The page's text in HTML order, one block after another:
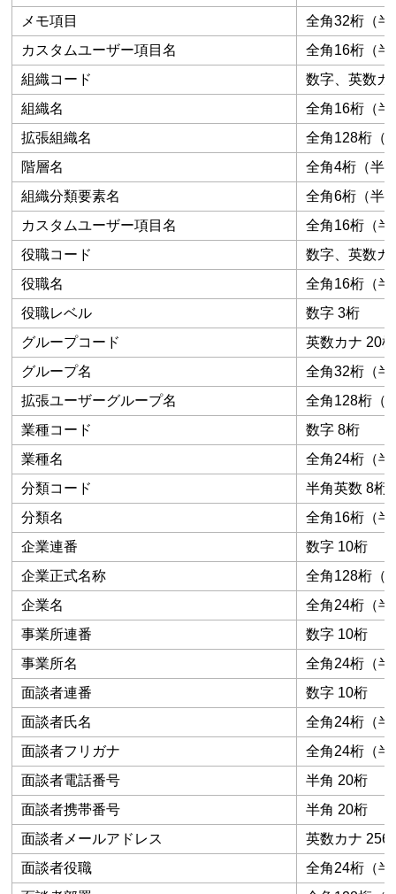
メモ項目
全角32桁（
カスタムユーザー項目名
全角16桁（
組織コード
数字、英数カ
組織名
全角16桁（
拡張組織名
全角128桁（
階層名
全角4桁（半
組織分類要素名
全角6桁（半
カスタムユーザー項目名
全角16桁（
役職コード
数字、英数カ
役職名
全角16桁（
役職レベル
数字 3桁
グループコード
英数カナ 20桁
グループ名
全角32桁（
拡張ユーザーグループ名
全角128桁（
業種コード
数字 8桁
業種名
全角24桁（
分類コード
半角英数 8桁
分類名
全角16桁（
企業連番
数字 10桁
企業正式名称
全角128桁（
企業名
全角24桁（
事業所連番
数字 10桁
事業所名
全角24桁（
面談者連番
数字 10桁
面談者氏名
全角24桁（
面談者フリガナ
全角24桁（
面談者電話番号
半角 20桁
面談者携帯番号
半角 20桁
面談者メールアドレス
英数カナ 256
面談者役職
全角24桁（